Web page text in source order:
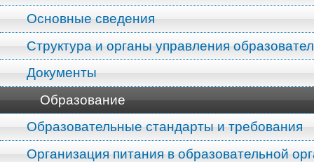
Основные сведения
Структура и органы управления
Документы
Образование
Образовательные стандарты и требования
Организация питания в образовательной